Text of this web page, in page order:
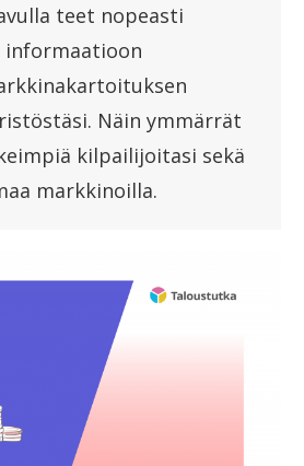
teet nopeasti
informaatioon
Näin ymmärrät
kilpailijoitasi sekä
markkinoilla.